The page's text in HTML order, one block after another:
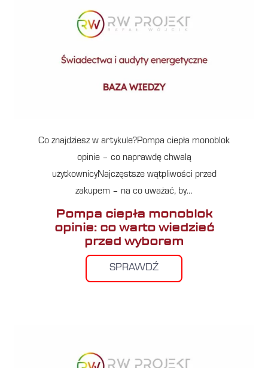
Co znajdziesz w artykule?Pompa ciepła monoblok
opinie – co naprawdę chwalą
użytkownicyNajczęstsze wątpliwości przed
zakupem – na co uważać, by…
Pompa ciepła monoblok
opinie: co warto wiedzieć
przed wyborem
SPRAWDŹ